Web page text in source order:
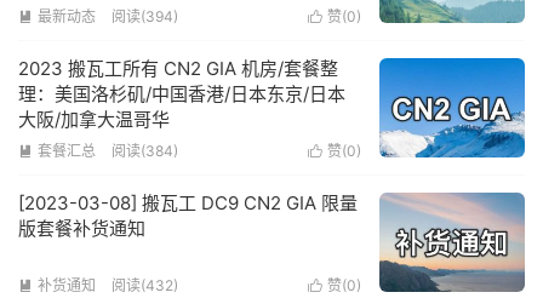
 最新动态 阅读(394)  赞(0)
2023 搬瓦工所有 CN2 GIA 机房/套餐整
理：美国洛杉矶/中国香港/日本东京/日本
大阪/加拿大温哥华
 套餐汇总 阅读(384)  赞(0)
[2023-03-08] 搬瓦工 DC9 CN2 GIA 限量
版套餐补货通知
 补货通知 阅读(432)  赞(0)